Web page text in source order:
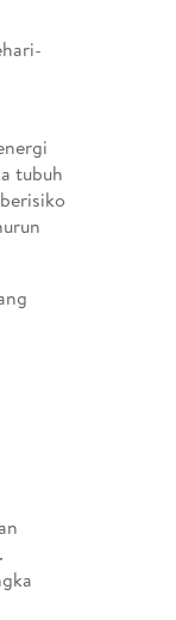
tubuh